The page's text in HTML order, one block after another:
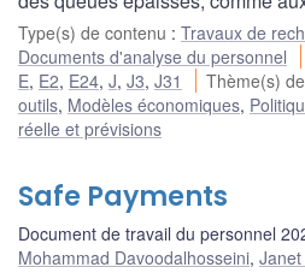
Type(s) de contenu : Travaux de
Documents d'analyse du personnel
E, E2, E24, J, J3, J31 Thème(s)
outils, Modèles économiques,
réelle et prévisions
Safe Payments
Document de travail du personnel
Mohammad Davoodalhosseini,